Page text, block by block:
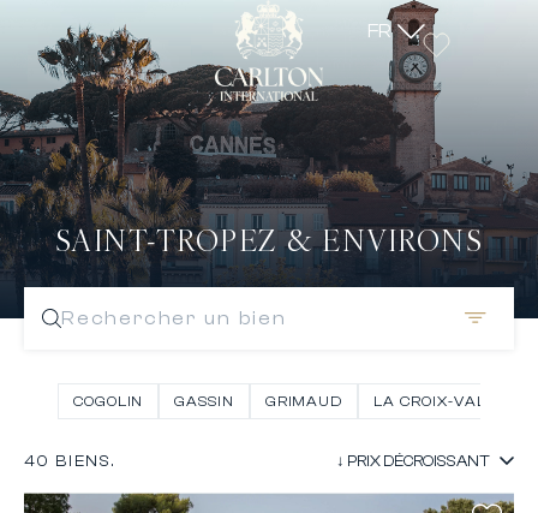
FR
Rechercher un bien
SAINT-TROPEZ & ENVIRONS
COGOLIN GASSIN GRIMAUD LA CROIX-VALMER
40 BIENS.